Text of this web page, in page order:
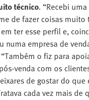
técnico. “Recebi
de fazer coisas muito
ter esse perfil e,
numa empresa de
o fiz para
venda com os
de gostar do
cada vez mais